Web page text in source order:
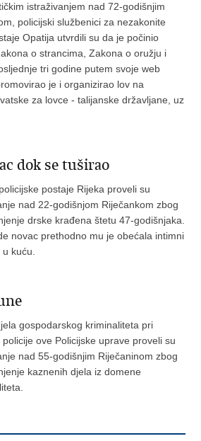
istraživanjem nad 72-godišnjim
policijski službenici za nezakonite
Opatija utvrdili su da je počinio
o strancima, Zakona o oružju i
tri godine putem svoje web
je i organizirao lov na
za lovce - talijanske državljane, uz
dok se tuširao
postaje Rijeka proveli su
nad 22-godišnjom Riječankom zbog
drske krađena štetu 47-godišnjaka.
novac prethodno mu je obećala intimni
kuću.
gospodarskog kriminaliteta pri
ove Policijske uprave proveli su
nad 55-godišnjim Riječaninom zbog
kaznenih djela iz domene